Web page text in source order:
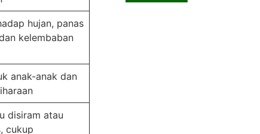
hujan, panas
kelembaban
anak-anak dan
disiram atau
cukup